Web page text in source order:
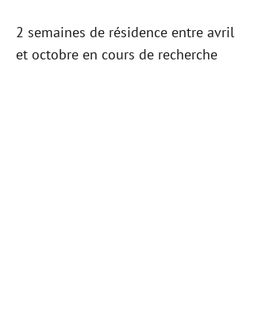
2 semaines de résidence entre avril
et octobre en cours de recherche